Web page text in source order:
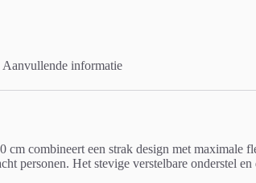
Aanvullende informatie
cm combineert een strak design met
personen. Het stevige verstelbare onderstel